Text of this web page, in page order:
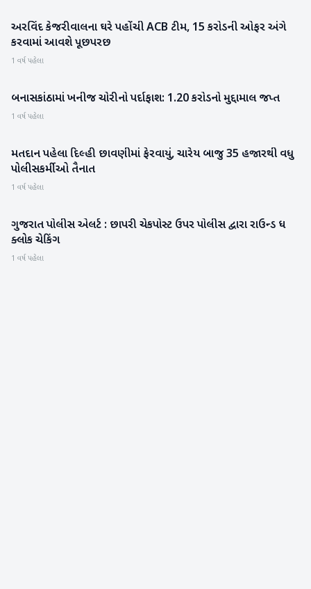
રાષ્ટ્રીય
અરવિંદ કેજરીવાલના ઘરે પહોંચી ACB ટીમ, 15 કરોડની ઓફર અંગે
કરવામાં આવશે પૂછપરછ
1 વર્ષ પહેલા
બનાસકાંઠા
બનાસકાંઠામાં ખનીજ ચોરીનો પર્દાફાશ: 1.20 કરોડનો મુદ્દામાલ જપ્ત
1 વર્ષ પહેલા
રાજકારણ
મતદાન પહેલા દિલ્હી છાવણીમાં ફેરવાયું, ચારેય બાજુ 35 હજારથી વધુ
પોલીસકર્મીઓ તૈનાત
1 વર્ષ પહેલા
ગુજરાત
ગુજરાત પોલીસ એલર્ટ : છાપરી ચેકપોસ્ટ ઉપર પોલીસ દ્વારા રાઉન્ડ ધ
ક્લોક ચેકિંગ
1 વર્ષ પહેલા